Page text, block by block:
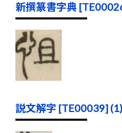
新撰篆書字典
説文解字 [TE00039] (1)